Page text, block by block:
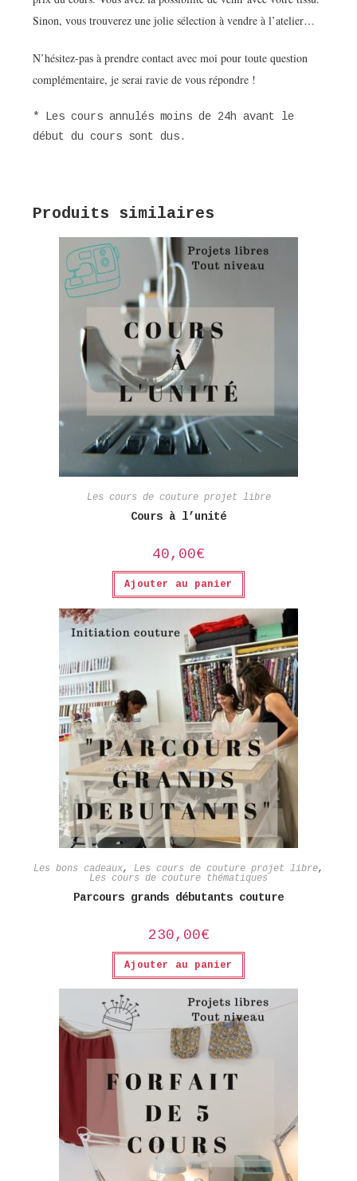
Sinon, vous trouverez une jolie sélection à vendre à l’atelier…
N’hésitez-pas à prendre contact avec moi pour toute question
complémentaire, je serai ravie de vous répondre !
* Les cours annulés moins de 24h avant le
début du cours sont dus.
Produits similaires
Les cours de couture projet libre
Cours à l’unité
40,00€
Ajouter au panier
Les bons cadeaux, Les cours de couture projet libre,
Les cours de couture thématiques
Parcours grands débutants couture
230,00€
Ajouter au panier